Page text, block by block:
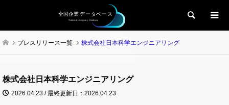
検索
プレスリリース一覧 株式会社日本科学エンジニアリング
株式会社日本科学エンジニアリング
2026.04.23 / 最終更新日：2026.04.23